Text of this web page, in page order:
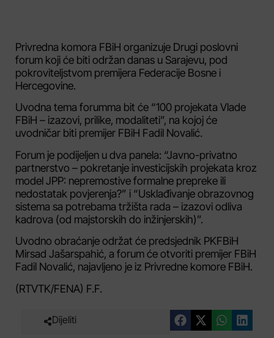
Privredna komora FBiH organizuje Drugi poslovni
forum koji će biti održan danas u Sarajevu, pod
pokroviteljstvom premijera Federacije Bosne i
Hercegovine.
Uvodna tema forumma bit će “100 projekata Vlade
FBiH – izazovi, prilike, modaliteti”, na kojoj će
uvodničar biti premijer FBiH Fadil Novalić.
Forum je podijeljen u dva panela: “Javno-privatno
partnerstvo – pokretanje investicijskih projekata kroz
model JPP: nepremostive formalne prepreke ili
nedostatak povjerenja?” i “Usklađivanje obrazovnog
sistema sa potrebama tržišta rada – izazovi odliva
kadrova (od majstorskih do inžinjerskih)”.
Uvodno obraćanje održat će predsjednik PKFBiH
Mirsad Jašarspahić, a forum će otvoriti premijer FBiH
Fadil Novalić, najavljeno je iz Privredne komore FBiH.
(RTVTK/FENA) F.F.
Dijeliti